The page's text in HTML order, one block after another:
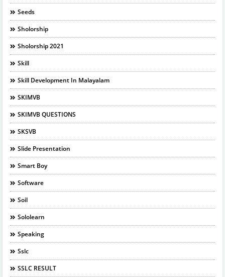
Seeds
Sholorship
Sholorship 2021
Skill
Skill Development In Malayalam
SKIMVB
SKIMVB QUESTIONS
SKSVB
Slide Presentation
Smart Boy
Software
Soil
Sololearn
Speaking
Sslc
SSLC RESULT